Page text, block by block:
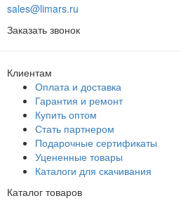
sales@limars.ru
Заказать звонок
Клиентам
Оплата и доставка
Гарантия и ремонт
Купить оптом
Стать партнером
Подарочные сертификаты
Уцененные товары
Каталоги для скачивания
Каталог товаров